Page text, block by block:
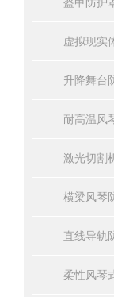
虚拟现实
升降舞台
耐高温风
激光切割
横梁风琴
直线导轨
柔性风琴